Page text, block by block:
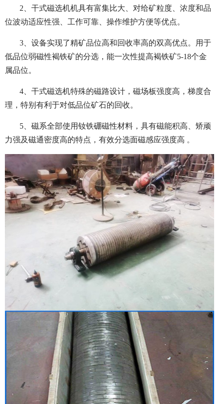
2、干式磁选机机具有富集比大、对给矿粒度、浓度和品
位波动适应性强、工作可靠、操作维护方便等优点。
3、设备实现了精矿品位高和回收率高的双高优点。用于
低品位弱磁性褐铁矿的分选，能一次性提高褐铁矿5-18个金
属品位。
4、干式磁选机特殊的磁路设计，磁场板强度高，梯度合
理，特别有利于对低品位矿石的回收。
5、磁系全部使用钕铁硼磁性材料，具有磁能积高、矫顽
力强及磁通密度高的特点，有效分选面磁感应强度高 。